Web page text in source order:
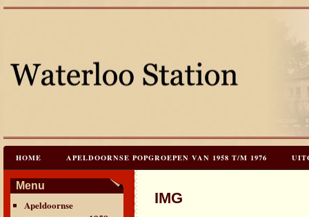
HOME APELDOORNSE POPGROEPEN VAN 1958 T/M 1976
JAREN 60 FESTIVALS & REÜNIES
CONTACT & VERANTWOORDING LINKS
Menu
Apeldoornse IMG